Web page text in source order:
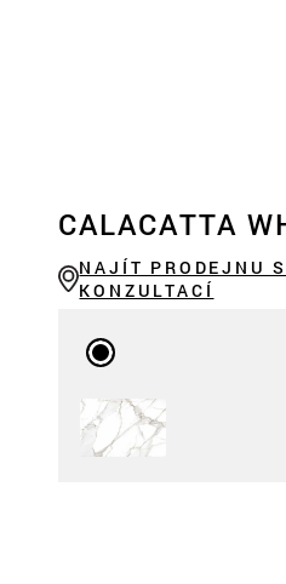
CALACATTA
NAJÍT PRODEJNU
KONZULTACÍ